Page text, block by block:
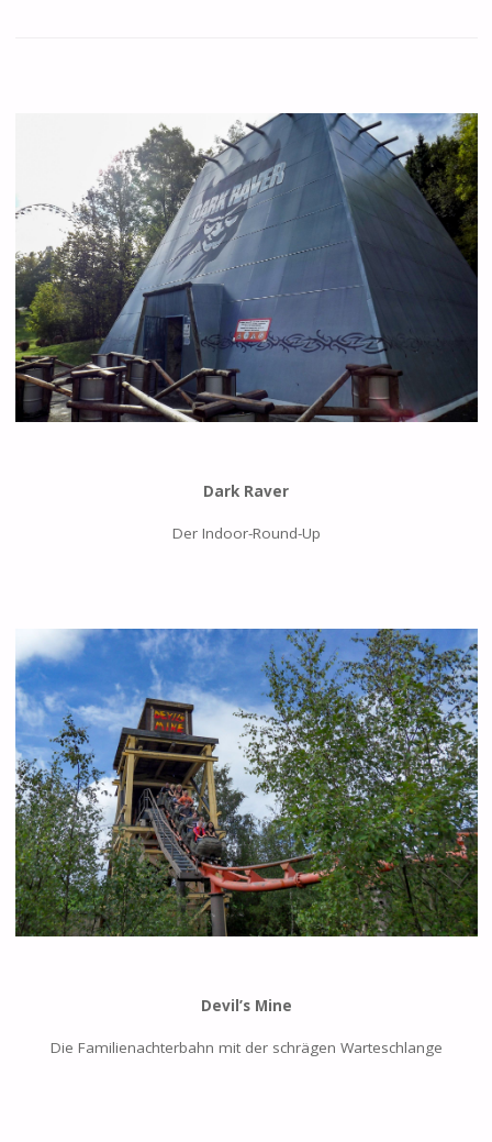
Dark Raver
Der Indoor-Round-Up
Devil’s Mine
Die Familienachterbahn mit der schrägen Warteschlange